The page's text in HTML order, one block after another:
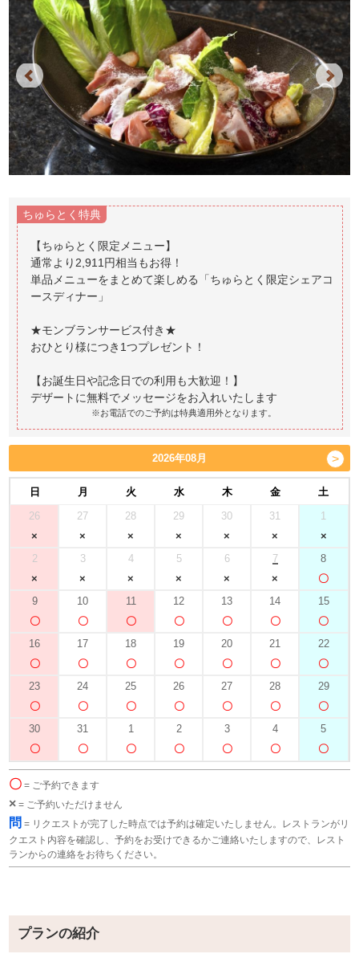
Previous Next
ちゅらとく特典
【ちゅらとく限定メニュー】
通常より2,911円相当もお得！
単品メニューをまとめて楽しめる「ちゅらとく限定シェアコ
ースディナー」
★モンブランサービス付き★
おひとり様につき1つプレゼント！
【お誕生日や記念日での利用も大歓迎！】
※お電話でのご予約は特典適用外となります。
2026年08月
日 月 火 水 木 金
土
26
27 28 29 30 31 1
2 3 4 5 6 7 8
9 10 11 12 13 14 15
16 17 18 19 20 21 22
23 24 25 26 27 28 29
30 31 1 2 3 4 5
〇 = ご予約できます
× = ご予約いただけません
問 = リクエストが完了した時点では予約は確定いたしません。レストランがリ
クエスト内容を確認し、予約をお受けできるかご連絡いたしますので、レスト
ランからの連絡をお待ちください。
プランの紹介